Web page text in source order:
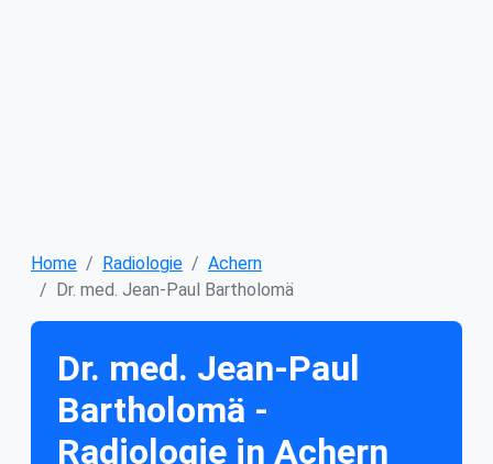
Home Radiologie
Achern
Dr. med. Jean-Paul Bartholomä
Dr. med. Jean-Paul
Bartholomä -
Radiologie in Achern